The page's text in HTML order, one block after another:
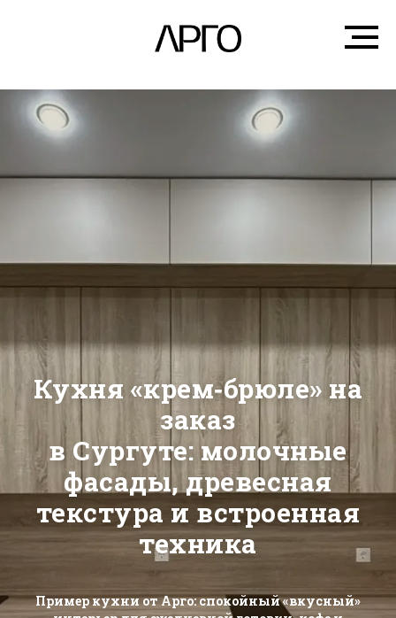
Кухня «крем‑брюле» на
заказ
в Сургуте: молочные
фасады, древесная
текстура и встроенная
техника
Пример кухни от Арго: спокойный «вкусный»